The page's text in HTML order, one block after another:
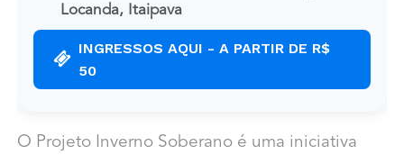
Locanda, Itaipava
INGRESSOS AQUI - A PARTIR DE R$
50
O Projeto Inverno Soberano é uma iniciativa